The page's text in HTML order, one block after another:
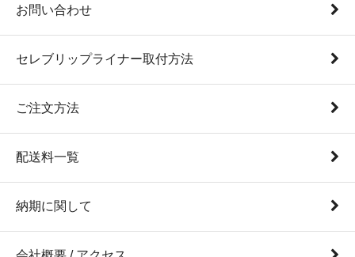
お問い合わせ
セレブリップライナー取付方法
ご注文方法
配送料一覧
納期に関して